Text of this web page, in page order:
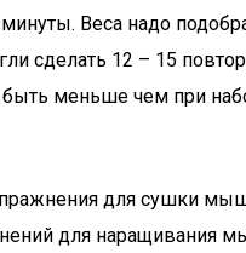
Веса надо
сделать 12 – 15
меньше чем при
для сушки
для наращивания